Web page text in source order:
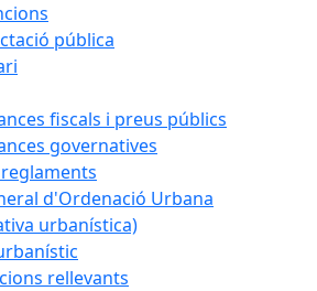
pública
fiscals i preus públics
governatives
d'Ordenació Urbana
urbanística)
rellevants